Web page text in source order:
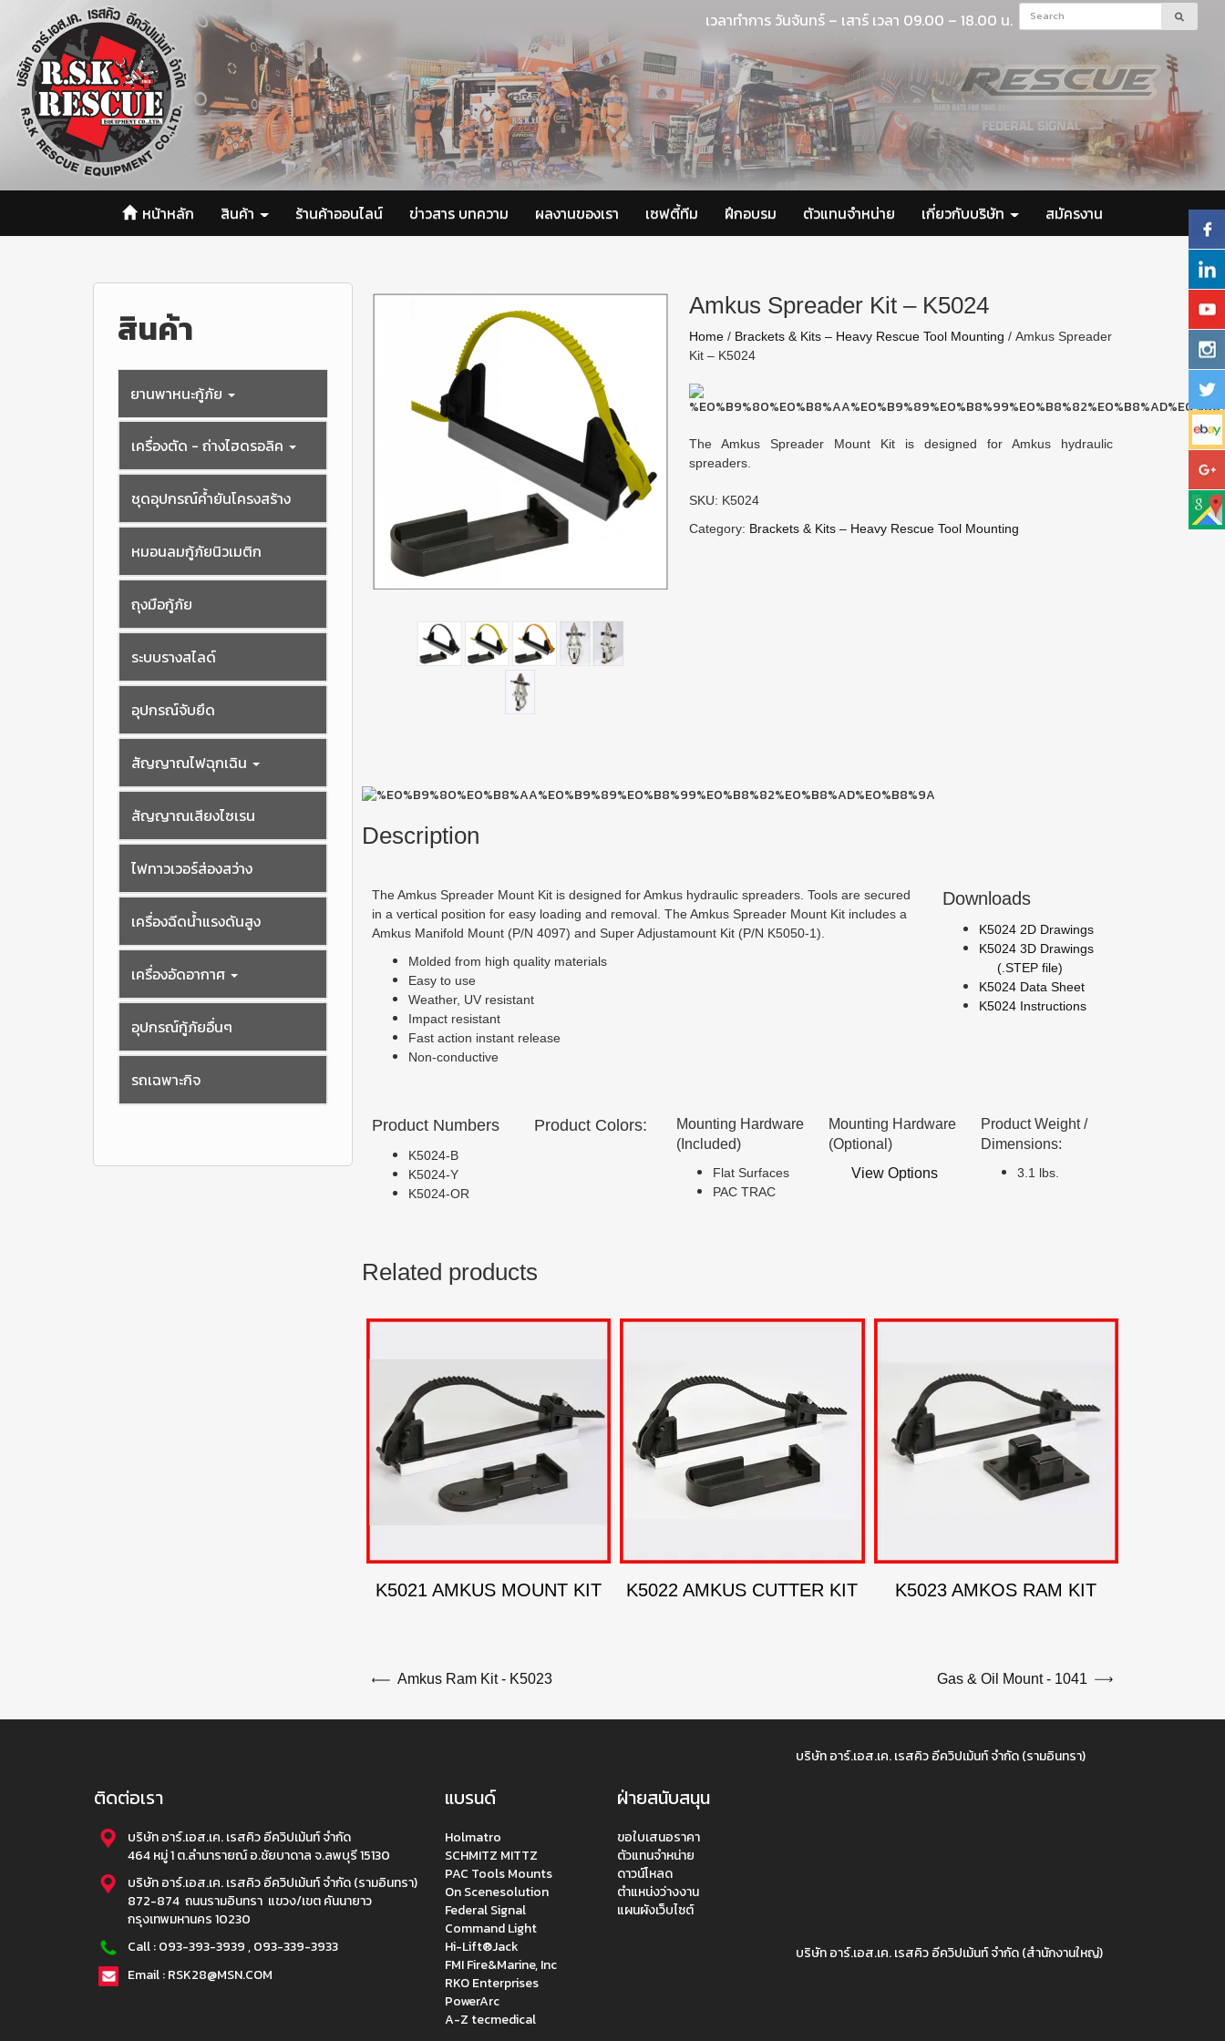
หน้าหลัก สินค้า ร้านค้าออนไลน์ ข่าวสาร บทความ ผลงานของเรา เซฟตี้ทีม ฝึกอบรม ตัวแทนจำหน่าย เกี่ยวกับบริษัท สมัครงาน
เวลาทำการ วันจันทร์ – เสาร์ เวลา 09.00 – 18.00 น.
สินค้า
ยานพาหนะกู้ภัย
เครื่องตัด - ถ่างไฮดรอลิค
ชุดอุปกรณ์ค้ำยันโครงสร้าง
หมอนลมกู้ภัยนิวเมติก
ถุงมือกู้ภัย
ระบบรางสไลด์
อุปกรณ์จับยึด
สัญญาณไฟฉุกเฉิน
สัญญาณเสียงไซเรน
ไฟทาวเวอร์ส่องสว่าง
เครื่องฉีดน้ำแรงดันสูง
เครื่องอัดอากาศ
อุปกรณ์กู้ภัยอื่นๆ
รถเฉพาะกิจ
Amkus Spreader Kit – K5024
Home/ Brackets & Kits – Heavy Rescue Tool Mounting / Amkus Spreader
Kit – K5024
The Amkus Spreader Mount Kit is designed for Amkus hydraulic
spreaders.
SKU: K5024
Category: Brackets & Kits – Heavy Rescue Tool Mounting
Description
The Amkus Spreader Mount Kit is designed for Amkus hydraulic spreaders. Tools are secured
in a vertical position for easy loading and removal. The Amkus Spreader Mount Kit includes a
Amkus Manifold Mount (P/N 4097) and Super Adjustamount Kit (P/N K5050-1).
Molded from high quality materials
Easy to use
Weather, UV resistant
Impact resistant
Fast action instant release
Non-conductive
Downloads
K5024 2D Drawings
K5024 3D Drawings
(.STEP file)
K5024 Data Sheet
K5024 Instructions
Product Numbers
K5024-B
K5024-Y
K5024-OR
Product Colors:
Mounting Hardware
(Included)
Flat Surfaces
PAC TRAC
Mounting Hardware
(Optional)
View Options
Product Weight /
Dimensions:
3.1 lbs.
Related products
K5021 AMKUS MOUNT KIT K5022 AMKUS CUTTER KIT K5023 AMKOS RAM KIT
Amkus Ram Kit - K5023 Gas & Oil Mount - 1041
ติดต่อเรา
บริษัท อาร์.เอส.เค. เรสคิว อีควิปเม้นท์ จำกัด
464 หมู่ 1 ต.ลำนารายณ์ อ.ชัยบาดาล จ.ลพบุรี 15130
บริษัท อาร์.เอส.เค. เรสคิว อีควิปเม้นท์ จำกัด (รามอินทรา)
872-874 ถนนรามอินทรา แขวง/เขต คันนายาว
กรุงเทพมหานคร 10230
Call :093-393-3939,093-339-3933
Email : RSK28@MSN.COM
แบรนด์
Holmatro
SCHMITZ MITTZ
PAC Tools Mounts
On Scenesolution
Federal Signal
Command Light
Hi-Lift®Jack
FMI Fire&Marine, Inc
RKO Enterprises
PowerArc
A-Z tecmedical
ฝ่ายสนับสนุน
ขอใบเสนอราคา
ตัวแทนจำหน่าย
ดาวน์โหลด
ตำแหน่งว่างงาน
แผนผังเว็บไซต์
บริษัท อาร์.เอส.เค. เรสคิว อีควิปเม้นท์ จำกัด (รามอินทรา)
บริษัท อาร์.เอส.เค. เรสคิว อีควิปเม้นท์ จำกัด (สำนักงานใหญ่)